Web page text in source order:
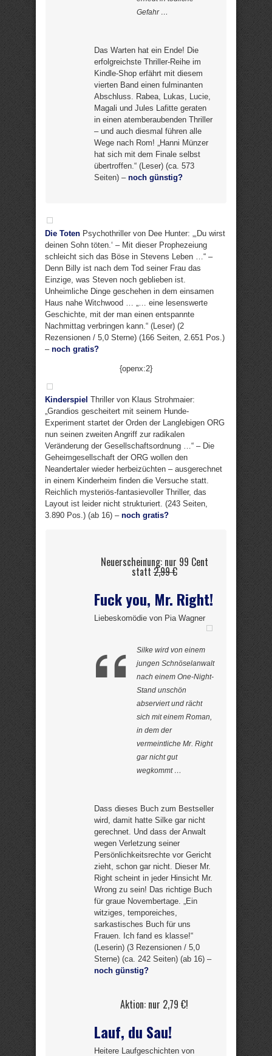
Gefahr …
Das Warten hat ein Ende! Die
erfolgreichste Thriller-Reihe im
Kindle-Shop erfährt mit diesem
vierten Band einen fulminanten
Abschluss. Rabea, Lukas, Lucie,
Magali und Jules Lafitte geraten
in einen atemberaubenden Thriller
– und auch diesmal führen alle
Wege nach Rom! „Hanni Münzer
hat sich mit dem Finale selbst
übertroffen.“ (Leser) (ca. 573
Seiten) – noch günstig?
Die Toten Psychothriller von Dee Hunter: „‚Du wirst
deinen Sohn töten.‘ – Mit dieser Prophezeiung
schleicht sich das Böse in Stevens Leben …“ –
Denn Billy ist nach dem Tod seiner Frau das
Einzige, was Steven noch geblieben ist.
Unheimliche Dinge geschehen in dem einsamen
Haus nahe Witchwood … „… eine lesenswerte
Geschichte, mit der man einen entspannte
Nachmittag verbringen kann.“ (Leser) (2
Rezensionen / 5,0 Sterne) (166 Seiten, 2.651 Pos.)
– noch gratis?
{openx:2}
Kinderspiel Thriller von Klaus Strohmaier:
„Grandios gescheitert mit seinem Hunde-
Experiment startet der Orden der Langlebigen ORG
nun seinen zweiten Angriff zur radikalen
Veränderung der Gesellschaftsordnung …“ – Die
Geheimgesellschaft der ORG wollen den
Neandertaler wieder herbeizüchten – ausgerechnet
in einem Kinderheim finden die Versuche statt.
Reichlich mysteriös-fantasievoller Thriller, das
Layout ist leider nicht strukturiert. (243 Seiten,
3.890 Pos.) (ab 16) – noch gratis?
Neuerscheinung: nur 99 Cent
statt2,99 €
Fuck you, Mr. Right!
Liebeskomödie von Pia Wagner
Silke wird von einem
jungen Schnöselanwalt
nach einem One-Night-
Stand unschön
abserviert und rächt
sich mit einem Roman,
in dem der
vermeintliche Mr. Right
gar nicht gut
wegkommt …
Dass dieses Buch zum Bestseller
wird, damit hatte Silke gar nicht
gerechnet. Und dass der Anwalt
wegen Verletzung seiner
Persönlichkeitsrechte vor Gericht
zieht, schon gar nicht. Dieser Mr.
Right scheint in jeder Hinsicht Mr.
Wrong zu sein! Das richtige Buch
für graue Novembertage. „Ein
witziges, temporeiches,
sarkastisches Buch für uns
Frauen. Ich fand es klasse!“
(Leserin) (3 Rezensionen / 5,0
Sterne) (ca. 242 Seiten) (ab 16) –
noch günstig?
Aktion: nur 2,79 €!
Lauf, du Sau!
Heitere Laufgeschichten von